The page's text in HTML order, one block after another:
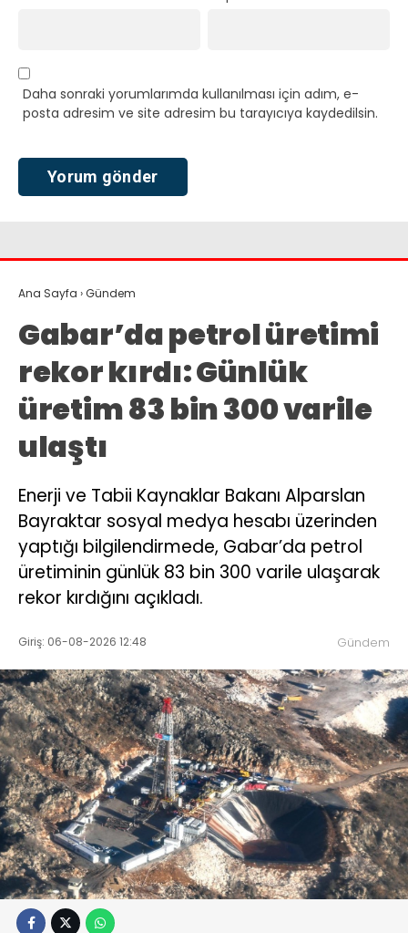
Daha sonraki yorumlarımda kullanılması için adım, e-
posta adresim ve site adresim bu tarayıcıya kaydedilsin.
Ana Sayfa ›Gündem
Gabar’da petrol üretimi
rekor kırdı: Günlük
üretim 83 bin 300 varile
ulaştı
Enerji ve Tabii Kaynaklar Bakanı Alparslan
Bayraktar sosyal medya hesabı üzerinden
yaptığı bilgilendirmede, Gabar’da petrol
üretiminin günlük 83 bin 300 varile ulaşarak
rekor kırdığını açıkladı.
Giriş: 06-08-2026 12:48 Gündem